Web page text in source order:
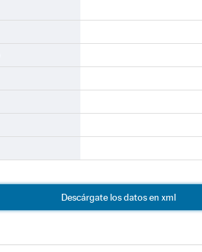
Descárgate los datos en xml